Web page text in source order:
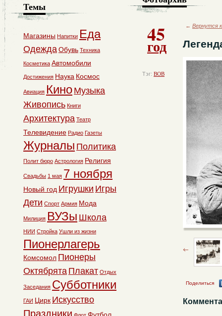
45
год
Тэг: ВОВ
← Вернутся
Поделиться
Темы
Магазины Напитки Еда
ОдеждаОбувь Техника
Косметика Автомобили
Достижения Наука Космос
Авиация Кино Музыка
Живопись Книги
Архитектура Театр
Телевидение Радио Газеты
Журналы Политика
Полит бюро Астрология Религия
Свадьбы 1 мая 7 ноября
Новый год Игрушки Игры
Дети Спорт Армия Мода
Милиция ВУЗы Школа
НИИ Стройка Ушли из жизни
Пионерлагерь
Комсомол Пионеры
Октябрята Плакат Отдых
Заседания Субботники
ГАИ Цирк Искусство
Праздники